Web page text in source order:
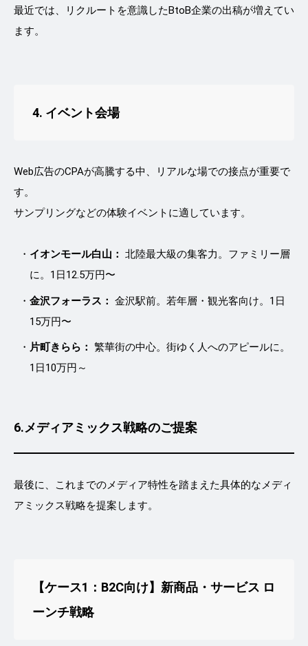
最近では、リクルートを意識したBtoB企業の出稿が増えてい
ます。
4. イベント会場
Web広告のCPAが高騰する中、リアルな場での接点が重要で
す。
サンプリングなどの体験イベントに適しています。
イオンモール白山： 北陸最大級の集客力。ファミリー層
に。1日12.5万円〜
金沢フォーラス： 金沢駅前。若年層・観光客向け。1日
15万円〜
片町きらら： 繁華街の中心。街ゆく人へのアピールに。
1日10万円～
6.メディアミックス戦略のご提案
最後に、これまでのメディア特性を踏まえた具体的なメディ
アミックス戦略を提案します。
【ケース1：B2C向け】新商品・サービス ロ
ーンチ戦略